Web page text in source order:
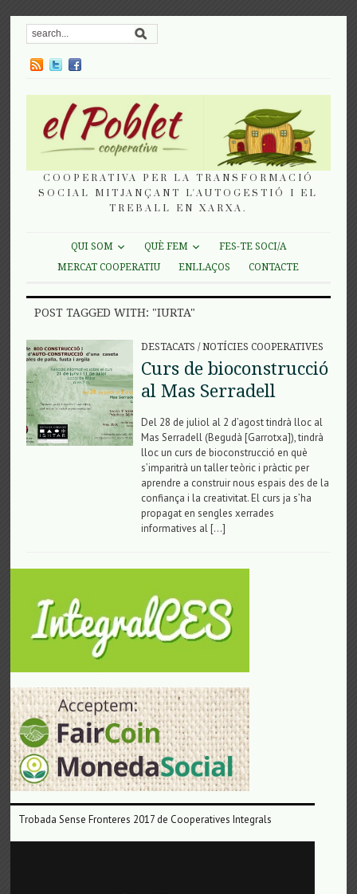
COOPERATIVA PER LA TRANSFORMACIÓ
SOCIAL MITJANÇANT L'AUTOGESTIÓ I EL
TREBALL EN XARXA.
QUI SOM QUÈ FEM
FES-TE SOCI/A
MERCAT COOPERATIU
ENLLAÇOS CONTACTE
POST TAGGED WITH: "IURTA"
DESTACATS /NOTÍCIES COOPERATIVES
Curs de bioconstrucció
al Mas Serradell
Del 28 de juliol al 2 d’agost tindrà lloc al
Mas Serradell (Begudà [Garrotxa]), tindrà
lloc un curs de bioconstrucció en què
s’imparitrà un taller teòric i pràctic per
aprendre a construir nous espais des de la
confiança i la creativitat. El curs ja s’ha
propagat en sengles xerrades
informatives al […]
Trobada Sense Fronteres 2017 de Cooperatives Integrals